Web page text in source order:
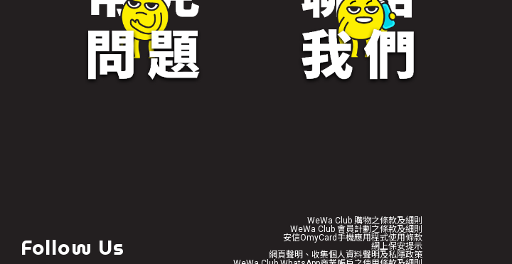
Follow Us
WeWa Club 購物之條款及細則
WeWa Club 會員計劃之條款及細則
安信OmyCard手機應用程式使用條款
網上保安提示
網頁聲明、收集個人資料聲明及私隱政策